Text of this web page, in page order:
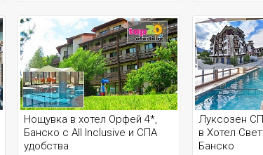
Нощувка в хотел Орфей 4*,
Банско с All Inclusive и СПА
удобства
Луксозен
в Хотел
Банско